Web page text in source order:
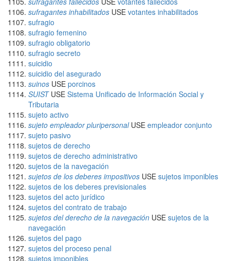
sufragantes inhabilitados USE votantes inhabilitados
sufragio
sufragio femenino
sufragio obligatorio
sufragio secreto
suicidio
suicidio del asegurado
suinos USE porcinos
SUISTUSE Sistema Unificado de Información Social y
Tributaria
sujeto activo
sujeto empleador pluripersonalUSE empleador conjunto
sujeto pasivo
sujetos de derecho
sujetos de derecho administrativo
sujetos de la navegación
sujetos de los deberes impositivos USE sujetos imponibles
sujetos de los deberes previsionales
sujetos del acto jurídico
sujetos del contrato de trabajo
sujetos del derecho de la navegación USE sujetos de la
navegación
sujetos del pago
sujetos del proceso penal
sujetos imponibles